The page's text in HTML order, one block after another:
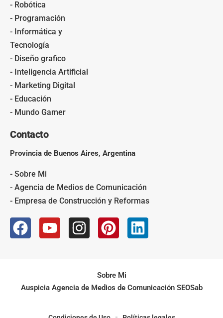
- Robótica
- Programación
- Informática y
Tecnología
- Diseño grafico
- Inteligencia Artificial
- Marketing Digital
- Educación
- Mundo Gamer
Contacto
Provincia de Buenos Aires, Argentina
- Sobre Mi
- Agencia de Medios de Comunicación
- Empresa de Construcción y Reformas
Sobre Mi
Auspicia Agencia de Medios de Comunicación SEOSab